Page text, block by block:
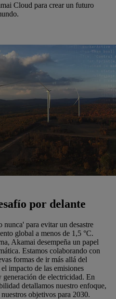
Cloud para crear un futuro
por delante
para evitar un desastre
global a menos de 1,5 °C.
Akamai desempeña un papel
Estamos colaborando con
formas de ir más allá del
impacto de las emisiones
generación de electricidad. En
detallamos nuestro enfoque,
objetivos para 2030.